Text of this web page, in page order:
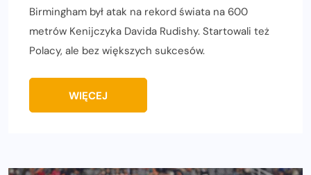
Birmingham był atak na rekord świata na 600
metrów Kenijczyka Davida Rudishy. Startowali też
Polacy, ale bez większych sukcesów.
WIĘCEJ